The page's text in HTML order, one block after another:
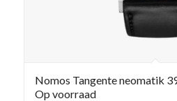
Nomos Tangente neomatik
Op voorraad